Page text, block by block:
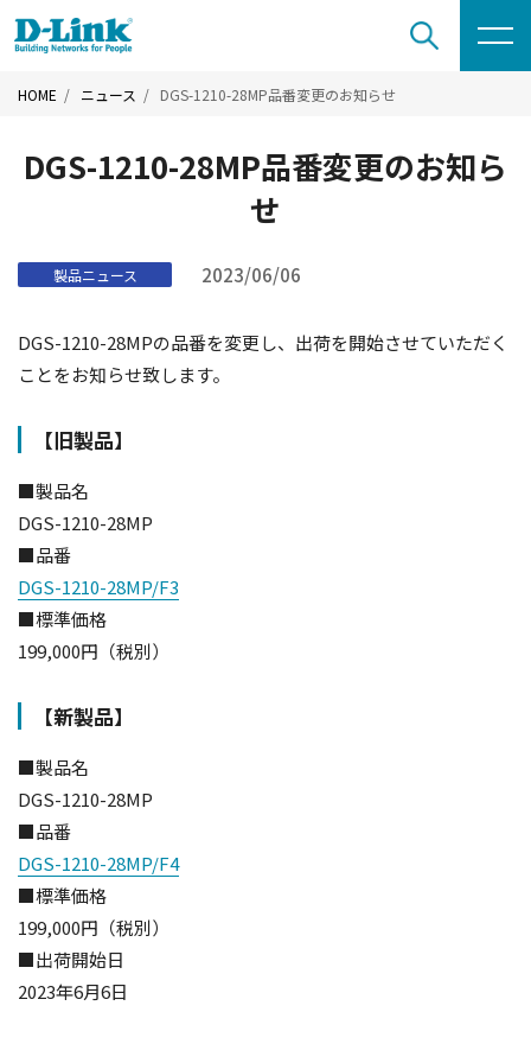
HOME ニュース DGS-1210-28MP品番変更のお知らせ
DGS-1210-28MP品番変更のお知ら
せ
製品ニュース 2023/06/06
DGS-1210-28MPの品番を変更し、出荷を開始させていただく
ことをお知らせ致します。
【旧製品】
■製品名
DGS-1210-28MP
■品番
DGS-1210-28MP/F3
■標準価格
199,000円（税別）
【新製品】
■製品名
DGS-1210-28MP
■品番
DGS-1210-28MP/F4
■標準価格
199,000円（税別）
■出荷開始日
2023年6月6日